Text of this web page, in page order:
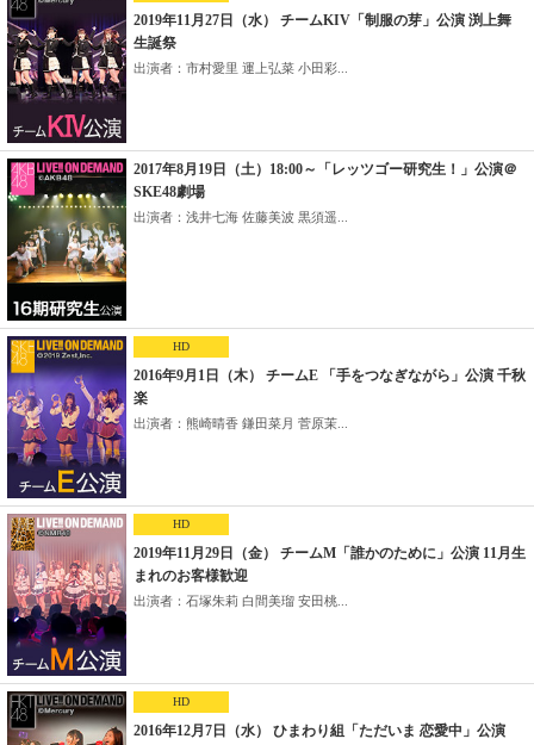
2019年11月27日（水） チームKIV「制服の芽」公演 渕上舞
生誕祭
出演者：市村愛里 運上弘菜 小田彩...
2017年8月19日（土）18:00～「レッツゴー研究生！」公演＠
SKE48劇場
出演者：浅井七海 佐藤美波 黒須遥...
HD
2016年9月1日（木） チームE 「手をつなぎながら」公演 千秋
楽
出演者：熊崎晴香 鎌田菜月 菅原茉...
HD
2019年11月29日（金） チームM「誰かのために」公演 11月生
まれのお客様歓迎
出演者：石塚朱莉 白間美瑠 安田桃...
HD
2016年12月7日（水） ひまわり組「ただいま 恋愛中」公演